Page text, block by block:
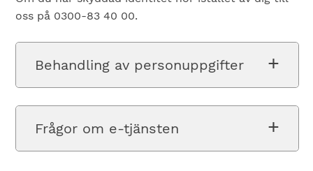
oss på 0300-83 40 00.
Behandling av personuppgifter
Frågor om e-tjänsten